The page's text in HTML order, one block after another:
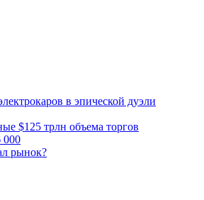
в эпической дуэли
$125 трлн объема торгов
000
рынок?